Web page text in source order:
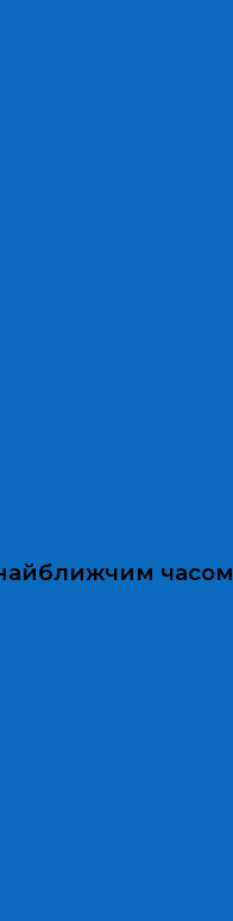
часом